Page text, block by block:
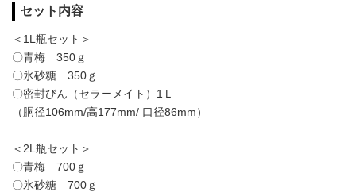
セット内容
＜1L瓶セット＞
〇青梅 350ｇ
〇氷砂糖 350ｇ
〇密封びん（セラーメイト）1Ｌ
（胴径106mm/高177mm/ 口径86mm）
＜2L瓶セット＞
〇青梅 700ｇ
〇氷砂糖 700ｇ